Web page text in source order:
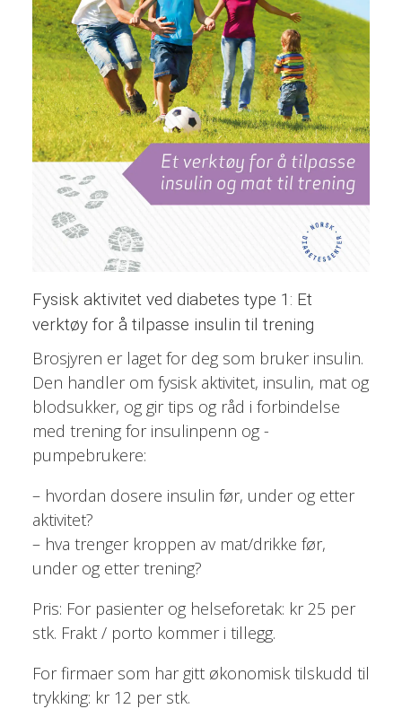
Fysisk aktivitet ved diabetes type 1: Et
verktøy for å tilpasse insulin til trening
Brosjyren er laget for deg som bruker insulin.
Den handler om fysisk aktivitet, insulin, mat og
blodsukker, og gir tips og råd i forbindelse
med trening for insulinpenn og -
pumpebrukere:
– hvordan dosere insulin før, under og etter
aktivitet?
– hva trenger kroppen av mat/drikke før,
under og etter trening?
Pris: For pasienter og helseforetak: kr 25 per
stk. Frakt / porto kommer i tillegg.
For firmaer som har gitt økonomisk tilskudd til
trykking: kr 12 per stk.